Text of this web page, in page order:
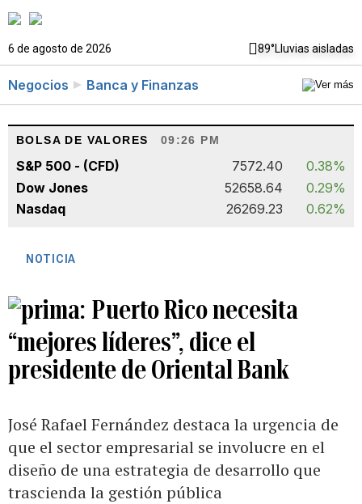
6 de agosto de 2026 89°Lluvias aisladas
Negocios Banca y Finanzas
BOLSA DE VALORES 09:26 PM
S&P 500 - (CFD) 7572.40
0.38%
Dow Jones
52658.64
0.29%
Nasdaq
26269.23 0.62%
NOTICIA
Puerto Rico necesita
“mejores líderes”, dice el
presidente de Oriental Bank
José Rafael Fernández destaca la urgencia de
que el sector empresarial se involucre en el
diseño de una estrategia de desarrollo que
trascienda la gestión pública